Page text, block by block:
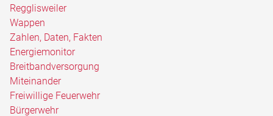
Regglisweiler
Wappen
Zahlen, Daten, Fakten
Energiemonitor
Breitbandversorgung
Miteinander
Freiwillige Feuerwehr
Bürgerwehr